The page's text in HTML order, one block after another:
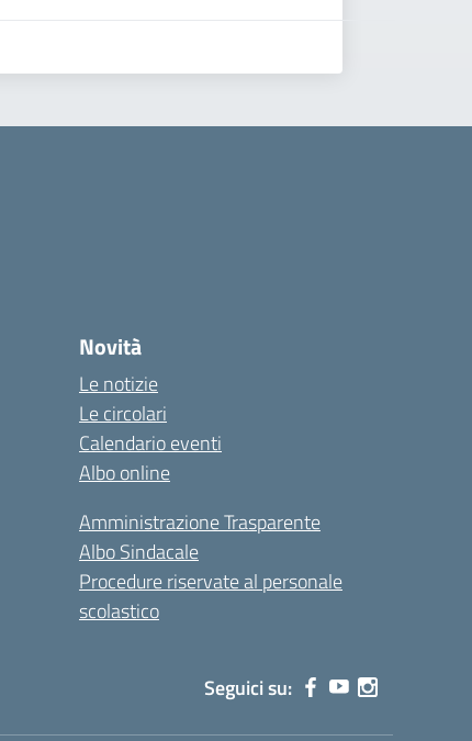
Novità
Le notizie
Le circolari
Calendario eventi
Albo online
Amministrazione Trasparente
Albo Sindacale
Procedure riservate al personale
scolastico
Seguici su: